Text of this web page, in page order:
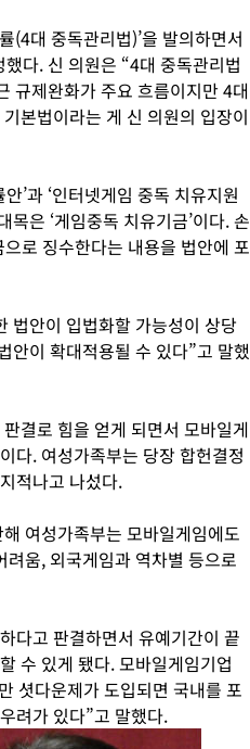
(4대 중독관리법)’을 발의하면서
다. 신 의원은 “4대 중독관리법
규제완화가 주요 흐름이지만 4대
본법이라는 게 신 의원의 입장이
’과 ‘인터넷게임 중독 치유지원
은 ‘게임중독 치유기금’이다. 손
로 징수한다는 내용을 법안에 포
법안이 입법화할 가능성이 상당
안이 확대적용될 수 있다”고 말했
결로 힘을 얻게 되면서 모바일게
다. 여성가족부는 당장 합헌결정
적나고 나섰다.
여성가족부는 모바일게임에도
움, 외국게임과 역차별 등으로
다고 판결하면서 유예기간이 끝
수 있게 됐다. 모바일게임기업
셧다운제가 도입되면 국내를 포
려가 있다”고 말했다.